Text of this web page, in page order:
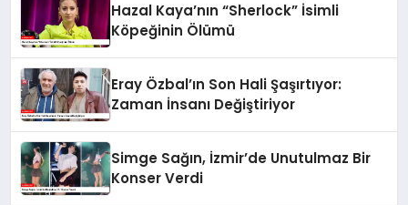
Hazal Kaya’nın “Sherlock” İsimli
Köpeğinin Ölümü
Eray Özbal’ın Son Hali Şaşırtıyor:
Zaman İnsanı Değiştiriyor
Simge Sağın, İzmir’de Unutulmaz Bir
Konser Verdi